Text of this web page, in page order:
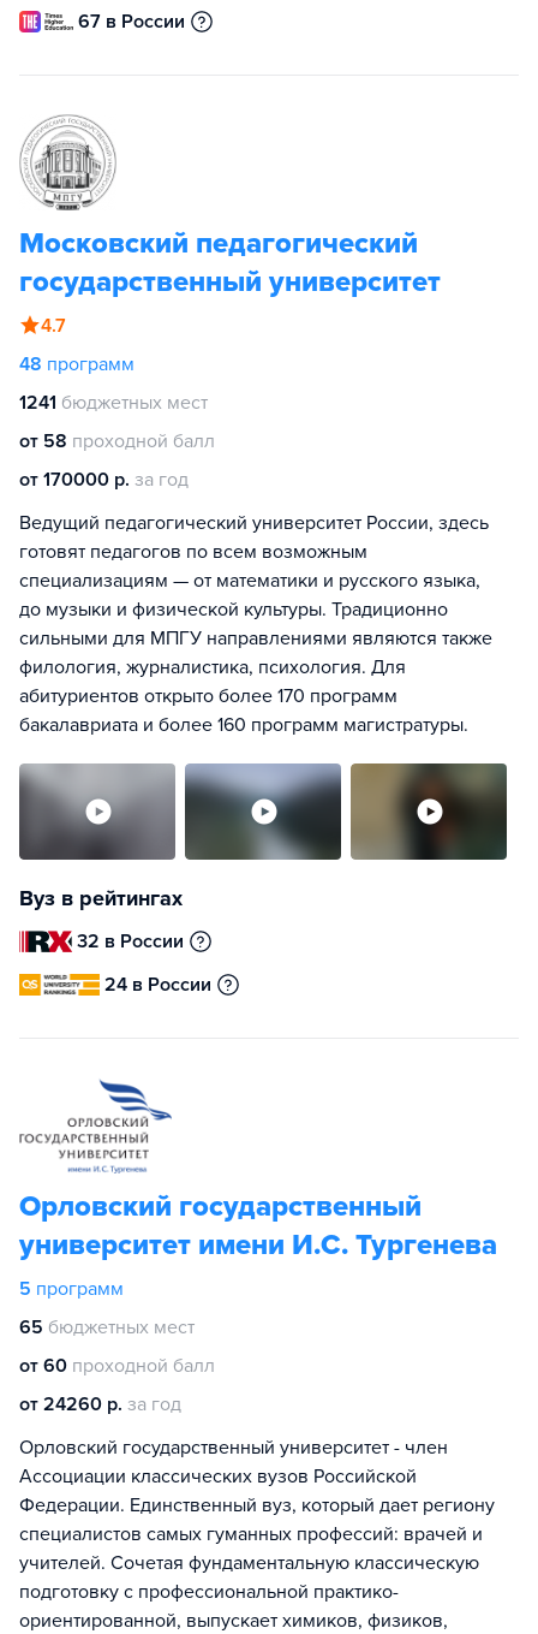
67 в России
Московский педагогический
государственный университет
4.7
48 программ
1241 бюджетных мест
от 58 проходной балл
от 170000 р. за год
Ведущий педагогический университет России, здесь
готовят педагогов по всем возможным
специализациям — от математики и русского языка,
до музыки и физической культуры. Традиционно
сильными для МПГУ направлениями являются также
филология, журналистика, психология. Для
абитуриентов открыто более 170 программ
бакалавриата и более 160 программ магистратуры.
Вуз в рейтингах
32 в России
24 в России
Орловский государственный
университет имени И.С. Тургенева
5 программ
65 бюджетных мест
от 60 проходной балл
от 24260 р. за год
Орловский государственный университет - член
Ассоциации классических вузов Российской
Федерации. Единственный вуз, который дает региону
специалистов самых гуманных профессий: врачей и
учителей. Сочетая фундаментальную классическую
подготовку с профессиональной практико-
ориентированной, выпускает химиков, физиков,